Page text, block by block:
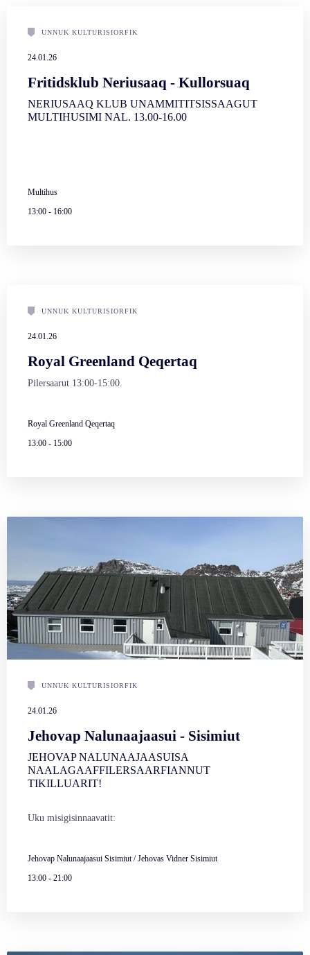
UNNUK KULTURISIORFIK
24.01.26
Fritidsklub Neriusaaq - Kullorsuaq
NERIUSAAQ KLUB UNAMMITITSISSAAGUT
MULTIHUSIMI NAL. 13.00-16.00
Multihus
13:00 - 16:00
UNNUK KULTURISIORFIK
24.01.26
Royal Greenland Qeqertaq
Pilersaarut 13:00-15:00.
Royal Greenland Qeqertaq
13:00 - 15:00
UNNUK KULTURISIORFIK
24.01.26
Jehovap Nalunaajaasui - Sisimiut
JEHOVAP NALUNAAJAASUISA
NAALAGAAFFILERSAARFIANNUT
TIKILLUARIT!
Uku misigisinnaavatit:
Jehovap Nalunaajaasui Sisimiut / Jehovas Vidner Sisimiut
13:00 - 21:00